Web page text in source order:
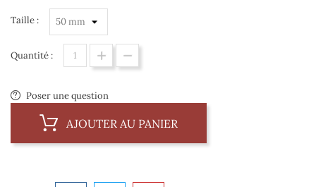
Taille :
Quantité :
Poser une question
AJOUTER AU PANIER